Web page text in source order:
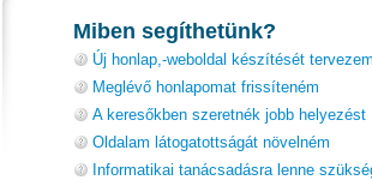
Miben segíthetünk?
Új honlap,-weboldal készítését tervezem
Meglévő honlapomat frissíteném
A keresőkben szeretnék jobb helyezést
Oldalam látogatottságát növelném
Informatikai tanácsadásra lenne